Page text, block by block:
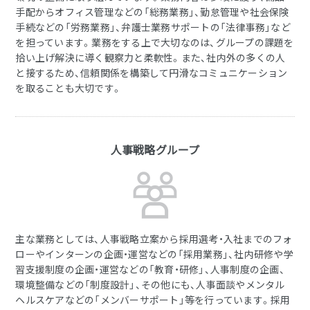
手配からオフィス管理などの「総務業務」、勤怠管理や社会保険
手続などの「労務業務」、弁護士業務サポートの「法律事務」など
を担っています。業務をする上で大切なのは、グループの課題を
拾い上げ解決に導く観察力と柔軟性。また、社内外の多くの人
と接するため、信頼関係を構築して円滑なコミュニケーション
を取ることも大切です。
人事戦略グループ
主な業務としては、人事戦略立案から採用選考・入社までのフォ
ローやインターンの企画・運営などの「採用業務」、社内研修や学
習支援制度の企画・運営などの「教育・研修」、人事制度の企画、
環境整備などの「制度設計」、その他にも、人事面談やメンタル
ヘルスケアなどの「メンバーサポート」等を行っています。採用